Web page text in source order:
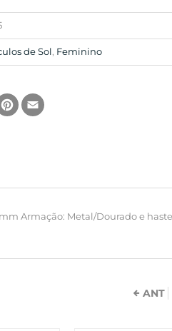
de Sol, Feminino
PinterestEmail
Armação: Metal/Dourado e
ANT